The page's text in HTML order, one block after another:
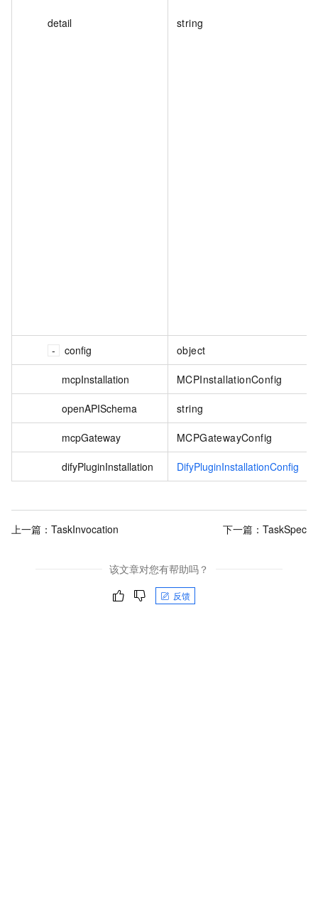
detail string
config object
mcpInstallation MCPInstallationConfig
openAPISchema string
mcpGateway MCPGatewayConfig
difyPluginInstallation DifyPluginInstallationConfig
上一篇： TaskInvocation 下一篇： TaskSpec
该文章对您有帮助吗？
反馈